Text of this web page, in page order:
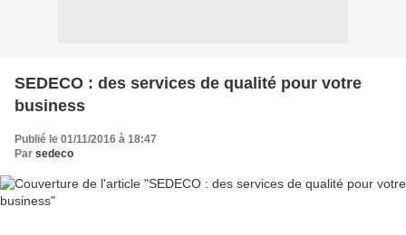
SEDECO : des services de qualité pour votre
business
Publié le 01/11/2016 à 18:47
Par sedeco